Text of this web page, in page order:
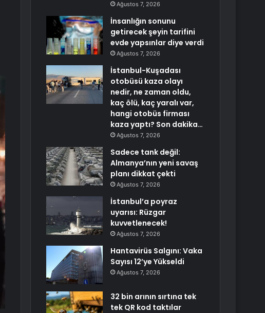
Ağustos 7, 2026
İnsanlığın sonunu
getirecek şeyin tarifini
evde yapsınlar diye verdi
Ağustos 7, 2026
İstanbul-Kuşadası
otobüsü kaza olayı
nedir, ne zaman oldu,
kaç ölü, kaç yaralı var,
hangi otobüs firması
kaza yaptı? Son dakika…
Ağustos 7, 2026
Sadece tank değil:
Almanya’nın yeni savaş
planı dikkat çekti
Ağustos 7, 2026
İstanbul’a poyraz
uyarısı: Rüzgar
kuvvetlenecek!
Ağustos 7, 2026
Hantavirüs Salgını: Vaka
Sayısı 12’ye Yükseldi
Ağustos 7, 2026
32 bin arının sırtına tek
tek QR kod taktılar